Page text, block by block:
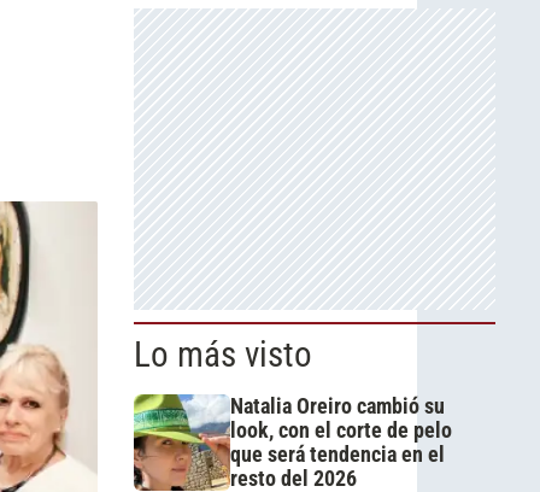
Lo más visto
Natalia Oreiro cambió su
look, con el corte de pelo
que será tendencia en el
resto del 2026